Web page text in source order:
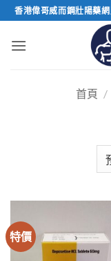
Skip
to
content
香港偉哥威而鋼壯陽藥
首頁 /
特價